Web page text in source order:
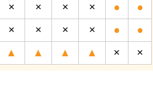
× × × × ● ●
× × × × ● ●
▲ ▲ ▲ ▲ × ×